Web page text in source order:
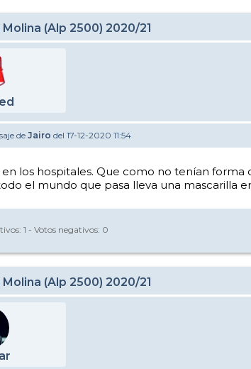
(Alp 2500) 2020/21
de Jairo del 17-12-2020 11:54
los hospitales. Que como no tenían forma
el mundo que pasa lleva una mascarilla
1 - Votos negativos: 0
(Alp 2500) 2020/21